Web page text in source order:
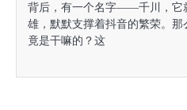
背后，有一个名字——千川，它
雄，默默支撑着抖音的繁荣。那
竟是干嘛的？这